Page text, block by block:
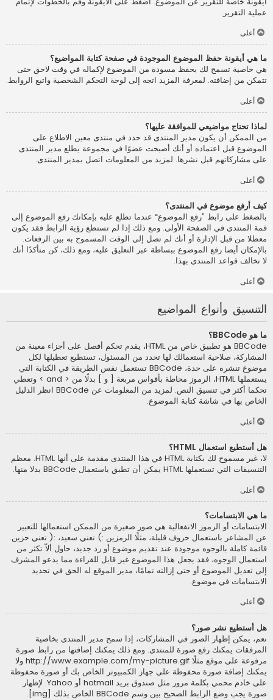
عملية التقرير.
أعلى
ما هي أيقونة حفظ الموضوع الموجودة في صفحة كتابة المواضيع؟
هي خاصية تسمح لك بحفظ مسودة من الموضوع لإكماله في وقت لاحق حتى
تتمكن من إضافته. لمعرفة المزيد اتجه إلى لوحة التحكم الشخصية واتبع الروابط.
أعلى
لماذا تحتاج مواضيعي للموافقة عليها؟
من الممكن أن يكون مدير المنتدى قد حدد في منتدى معين الاطلاع على
الموضوع قبل اعتماده أو أنك أصبحت عضوًا في مجموعة يطلع مدير المنتدى
على مشاركاتهم قبل نشرها. لمزيد من المعلومات اتصل بمدير المنتدى.
أعلى
كيف أرفع موضوع في المنتدى؟
بالضغط على رابط ”رفع الموضوع“ عندما تطلع عليه بإمكانك رفع الموضوع إلى
قمة المنتدى في الصفحة الأولى. ومع ذلك إذا لم تستطع رؤية الرابط فقد يكون
معطلا من قبل الإدارة أو أنك لم تصل إلى الوقت المسموح به بين الرفعات.
بالإمكان أيضا رفع الموضوع ببساطة عبر التعليق عليه، ومع ذلك، كن متأكدًا أنك
لا تخالف قواعد المنتدى بهذا.
أعلى
التنسيق وأنواع المواضيع
ما هو BBCode؟
BBCode هو تطبيق خاص من HTML، يقدم تحكم أفصل على أجزاء معينة من
المشاركة، صلاحية استعمالك لها تحدد من المسئول، تستطيع تعطيلها لكل
موضوع تنشره على حدة، BBCode تستعمل نفس الطريقة في الكتابة التي
يستعملها HTML، الرموز محاطة بأقواس مربعة [ و ] بدلًا من < and > وتعطي
تحكما أكثر في تنسيق النص. لمزيد من المعلومات عن BBCode انظر الدليل
الخاص بها في شاشة كتابة الموضوع.
أعلى
هل أستطيع استعمال HTML؟
لا، غير مسموح لك بكتابة HTML في هذا المنتدى مقدمة على أنها HTML. معظم
التنسيقات التي تستعملها HTML يمكن أن تطبق باستعمال BBCode بدلا منها.
أعلى
ما هي الابتسامات؟
الابتسامات أو الرموز الانفعالية هي صور صغيرة من الممكن استعمالها للتعبير
عن المشاعر باستعمال حروف قليلة، مثلًا الرمزين :) تعني سعيد، :( تعني حزين.
قائمة كاملة بالوجوه موجودة عند تقديم موضوع أو رد جديد، حاول ألاّ تكثر من
استعمال الوجوه، فقد يجعل هذا الموضوع غير قابل للقراءة مما يدعو المشرف
إلى تعديل الموضوع أو حتى إزالته تمامًا، مدير الموقع له الحق في تحديد
الابتسامات في موضوع.
أعلى
هل أستطيع نشر صور؟
نعم، يمكن إظهار الصور في المشاركات، إذا سمح مدير المنتدى بخاصية
المرفقات يمكنك رفع صورة للمنتدى. ومع ذلك يمكنك إضافتها من رابط صورة
مرفوعة على موقع مثلًا http://www.example.com/my-picture.gif ولا
يمكنك إضافة صورة محفوظة على جهاز الكمبيوتر الخاص بك أو صورة محفوظة
على خادم محمي بكلمة مرور مثل صندوق بريد hotmail أو Yahoo. لإظهار
صورة يجب وضع الرابط الصحيح بين وسم BBCode الخاص بذلك [img].